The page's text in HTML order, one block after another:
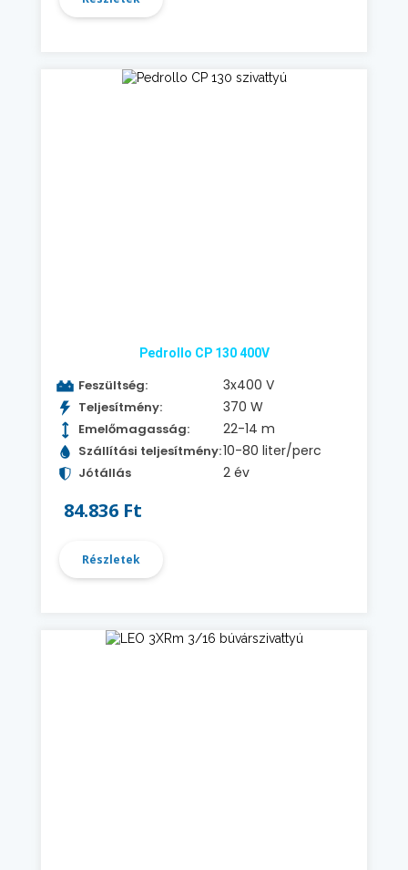
Pedrollo CP 130 400V
Feszültség: 3x400 V
Teljesítmény: 370 W
Emelőmagasság: 22-14 m
Szállítási teljesítmény:10-80 liter/perc
Jótállás 2 év
84.836 Ft
Részletek